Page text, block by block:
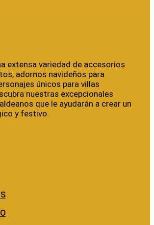
extensa variedad de accesorios
adornos navideños para
únicos para villas
nuestras excepcionales
que le ayudarán a crear un
y festivo.